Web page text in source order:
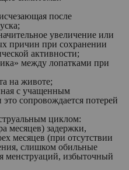
после
увеличение или
причин при сохранении
активности;
между лопатками при
на животе;
с учащенным
сопровождается потерей
циклом:
месяцев) задержки,
месяцев (при отсутствии
слишком обильные
менструаций, избыточный